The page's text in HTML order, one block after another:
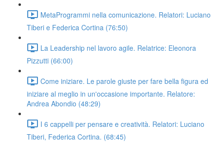
MetaProgrammi nella comunicazione. Relatori: Luciano
Tiberi e Federica Cortina (76:50)
La Leadership nel lavoro agile. Relatrice: Eleonora
Pizzutti (66:00)
Come iniziare. Le parole giuste per fare bella figura ed
iniziare al meglio in un'occasione importante. Relatore:
Andrea Abondio (48:29)
I 6 cappelli per pensare e creatività. Relatori: Luciano
Tiberi, Federica Cortina. (68:45)